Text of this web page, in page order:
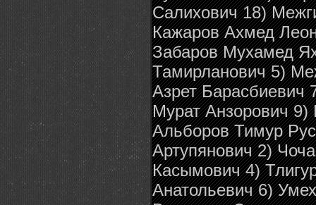
Салихович 18)
Кажаров Ахмед
Забаров Мухамед
Тамирланович 5)
Азрет
Мурат Анзорович 9)
Альборов Тимур
Артупянович 2)
Касымович 4)
Анатольевич 6)